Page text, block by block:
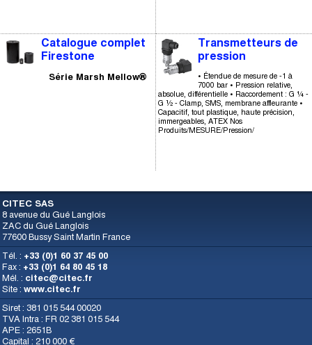
Catalogue complet
Firestone
Série Marsh Mellow®
Transmetteurs de
pression
• Étendue de mesure de -1 à
7000 bar • Pression relative,
absolue, différentielle • Raccordement : G ¼ -
G ½ - Clamp, SMS, membrane affleurante •
Capacitif, tout plastique, haute précision,
immergeables, ATEX Nos
Produits/MESURE/Pression/
CITEC SAS
8 avenue du Gué Langlois
ZAC du Gué Langlois
77600 Bussy Saint Martin France
Tél. : +33 (0)1 60 37 45 00
Fax : +33 (0)1 64 80 45 18
Mél. : citec@citec.fr
Site : www.citec.fr
Siret : 381 015 544 00020
TVA Intra : FR 02 381 015 544
APE : 2651B
Capital : 210 000 €